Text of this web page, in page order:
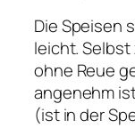
Die Speisen
leicht.
ohne Reue
angenehm
(ist in der